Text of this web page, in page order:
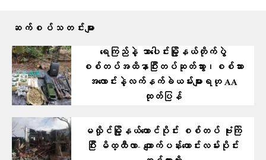
ဆက်စပ်သတင်းများ
ရေကြည်နဲ့ သာပေါင်းမြို့နယ်တိုက်ပွဲ
စစ်တပ်အထိနာပြီးတပ်ဆုတ်သွား၊စစ်သား
အလောင်းနဲ့လက်နက်ခဲယမ်းများရဟု AA
ထုတ်ပြန်
မလှိုင်မြို့နယ်တောင်ပိုင်း စစ်တပ် ဗုံးကြဲ
ပြီး မိထ္ထီလာ- ကျောက်ပန်းတောင်းလမ်းပိုင်း